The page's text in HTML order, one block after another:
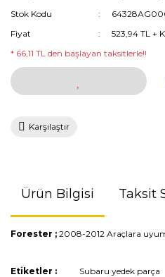
Stok Kodu
Fiyat
523,94 TL +
* 66,11 TL den başlayan taksitlerle!!
Karşılaştır
Ürün Bilgisi Taksit
Forester ; 2008-2012 Araçlara
Bu ürünün fiyat bilgisi, resim,
Etiketler :
Subaru yedek parça